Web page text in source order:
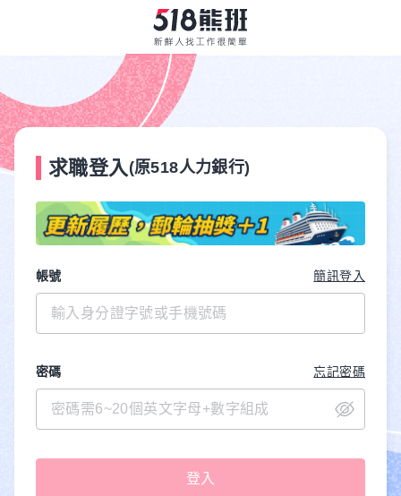
求職登入 (原518人力銀行)
帳號 簡訊登入
密碼 忘記密碼